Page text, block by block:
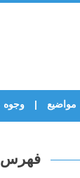
مواضيع وجوه
فهرس